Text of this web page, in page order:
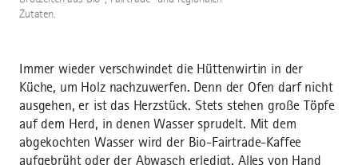
Zutaten.
Immer wieder verschwindet die Hüttenwirtin in der
Küche, um Holz nachzuwerfen. Denn der Ofen darf nicht
ausgehen, er ist das Herzstück. Stets stehen große Töpfe
auf dem Herd, in denen Wasser sprudelt. Mit dem
abgekochten Wasser wird der Bio-Fairtrade-Kaffee
aufgebrüht oder der Abwasch erledigt. Alles von Hand